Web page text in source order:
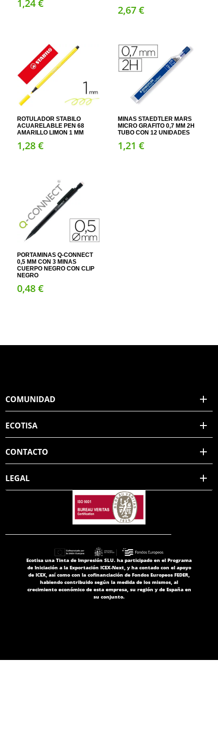
1,24 €
2,67€
ROTULADOR STABILO
ACUARELABLE PEN 68
AMARILLO LIMON 1 MM
1,28 €
MINAS STAEDTLER MARS
MICRO GRAFITO 0,7 MM 2H
TUBO CON 12 UNIDADES
1,21 €
PORTAMINAS Q-CONNECT
0,5 MM CON 3 MINAS
CUERPO NEGRO CON CLIP
NEGRO
0,48 €
COMUNIDAD
ECOTISA
CONTACTO
LEGAL
Ecotisa una Tinta de Impresión SLU. ha participado en el Programa
de Iniciación a la Exportación ICEX-Next, y ha contado con el apoyo
de ICEX, así como con la cofinanciación de Fondos Europeos FEDER,
habiendo contribuido según la medida de los mismos, al
crecimiento económico de esta empresa, su región y de España en
su conjunto.